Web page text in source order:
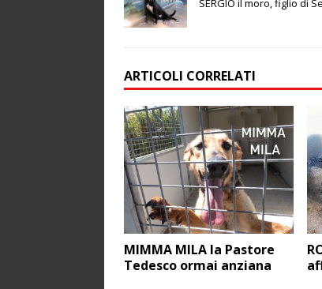
SERGIO il moro, figlio di
ARTICOLI CORRELATI
MIMMA MILA la Pastore
Tedesco ormai anziana